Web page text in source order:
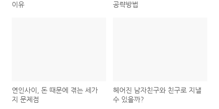
이유
공략방법
연인사이, 돈 때문에 겪는 세가
지 문제점
헤어진 남자친구와 친구로 지낼
수 있을까?